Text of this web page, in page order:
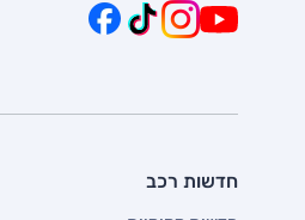
חדשות רכב